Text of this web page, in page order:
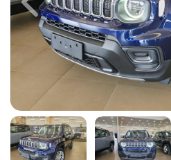
Previous